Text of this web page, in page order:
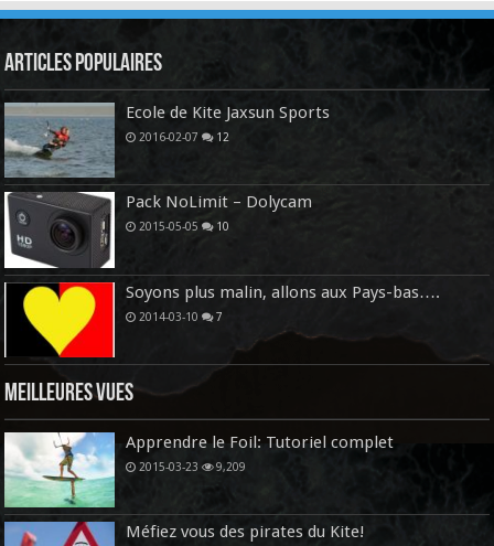
Articles Populaires
Ecole de Kite Jaxsun Sports
2016-02-07 12
Pack NoLimit – Dolycam
2015-05-05 10
Soyons plus malin, allons aux Pays-bas….
2014-03-10 7
Meilleures vues
Apprendre le Foil: Tutoriel complet
2015-03-23 9,209
Méfiez vous des pirates du Kite!